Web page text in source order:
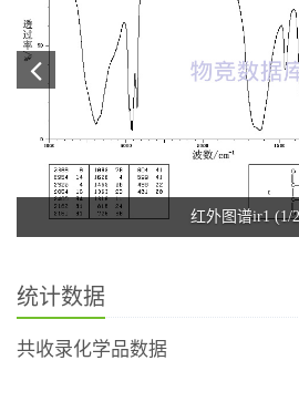
红外图谱ir1 (1/
统计数据
共收录化学品数据